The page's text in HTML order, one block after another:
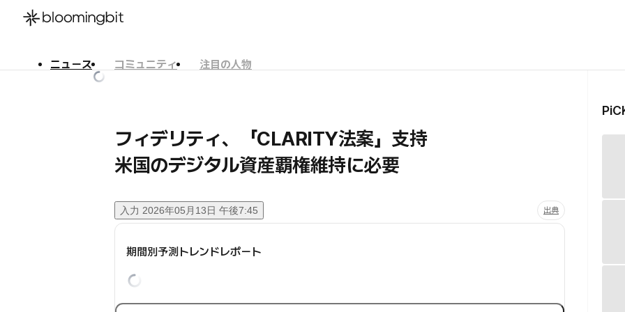
ニュース コミュニティ
注目の人物
フィデリティ、「CLARITY法案」支持
米国のデジタル資産覇権維持に必要
入力 2026年05月13日 午後7:45 出典
期間別予測トレンドレポート